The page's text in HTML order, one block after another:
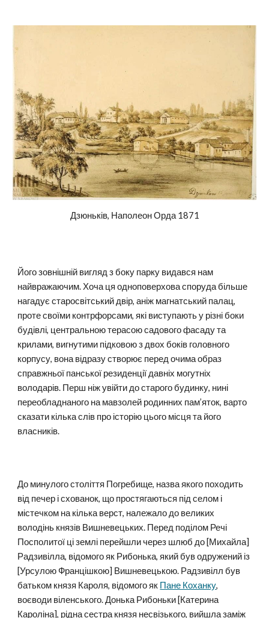
Дзюньків, Наполеон Орда 1871
Його зовнішній вигляд з боку парку видався нам
найвражаючим. Хоча ця одноповерхова споруда більше
нагадує старосвітський двір, аніж магнатський палац,
проте своїми контрфорсами, які виступають у різні боки
будівлі, центральною терасою садового фасаду та
крилами, вигнутими підковою з двох боків головного
корпусу, вона відразу створює перед очима образ
справжньої панської резиденції давніх могутніх
володарів. Перш ніж увійти до старого будинку, нині
переобладнаного на мавзолей родинних пам’яток, варто
сказати кілька слів про історію цього місця та його
власників.
До минулого століття Погребище, назва якого походить
від печер і схованок, що простягаються під селом і
містечком на кілька верст, належало до великих
володінь князів Вишневецьких. Перед поділом Речі
Посполитої ці землі перейшли через шлюб до [Михайла]
Радзивілла, відомого як Рибонька, який був одружений із
[Урсулою Францішкою] Вишневецькою. Радзивілл був
батьком князя Кароля, відомого як Пане Коханку,
воєводи віленського. Донька Рибоньки [Катерина
Кароліна], рідна сестра князя несвізького, вийшла заміж